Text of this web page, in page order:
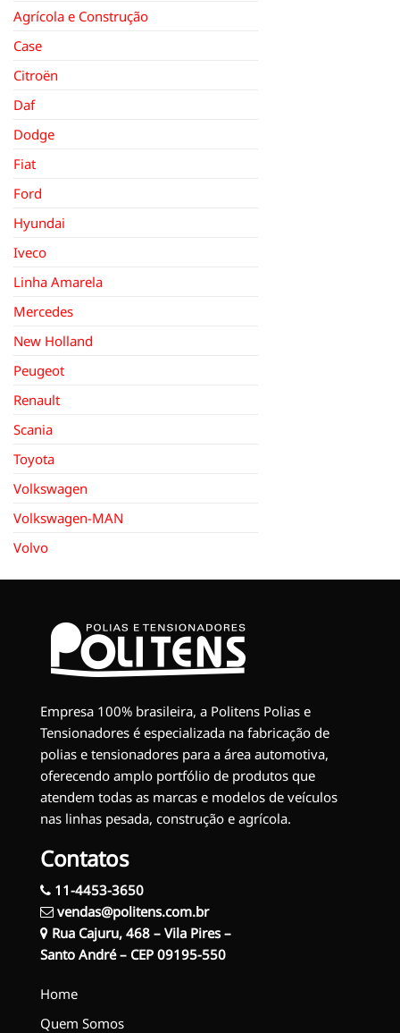
Agrícola e Construção
Case
Citroën
Daf
Dodge
Fiat
Ford
Hyundai
Iveco
Linha Amarela
Mercedes
New Holland
Peugeot
Renault
Scania
Toyota
Volkswagen
Volkswagen-MAN
Volvo
Empresa 100% brasileira, a Politens Polias e
Tensionadores é especializada na fabricação de
polias e tensionadores para a área automotiva,
oferecendo amplo portfólio de produtos que
atendem todas as marcas e modelos de veículos
nas linhas pesada, construção e agrícola.
Contatos
11-4453-3650
vendas@politens.com.br
Rua Cajuru, 468 – Vila Pires –
Santo André – CEP 09195-550
Home
Quem Somos